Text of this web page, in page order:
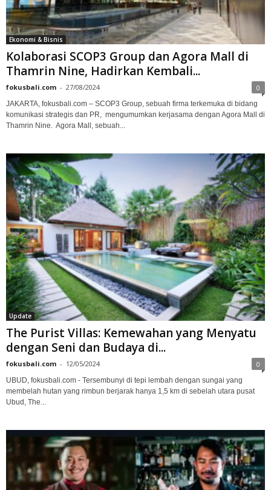
Ekonomi & Bisnis
Kolaborasi SCOP3 Group dan Agora Mall di
Thamrin Nine, Hadirkan Kembali...
fokusbali.com - 27/08/2024 0
JAKARTA, fokusbali.com – SCOP3 Group, sebuah firma terkemuka di bidang
komunikasi strategis dan PR, mengumumkan kerjasama dengan Agora Mall di
Thamrin Nine. Agora Mall, sebuah...
Update
The Purist Villas: Kemewahan yang Menyatu
dengan Seni dan Budaya di...
fokusbali.com - 12/05/2024 0
UBUD, fokusbali.com - Tersembunyi di tepi lembah dengan sungai yang
membelah hutan yang rimbun berjarak hanya 1,5 km di sebelah utara pusat
Ubud, The...